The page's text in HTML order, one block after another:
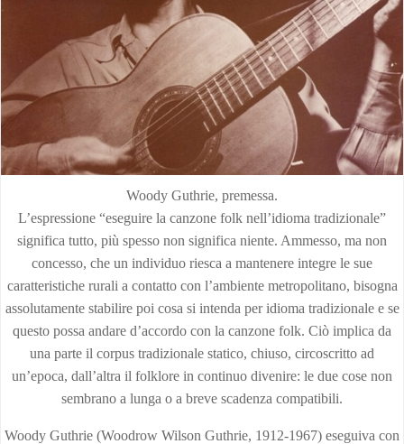
Woody Guthrie, premessa.
L’espressione “eseguire la canzone folk nell’idioma tradizionale”
significa tutto, più spesso non significa niente. Ammesso, ma non
concesso, che un individuo riesca a mantenere integre le sue
caratteristiche rurali a contatto con l’ambiente metropolitano, bisogna
assolutamente stabilire poi cosa si intenda per idioma tradizionale e se
questo possa andare d’accordo con la canzone folk. Ciò implica da
una parte il corpus tradizionale statico, chiuso, circoscritto ad
un’epoca, dall’altra il folklore in continuo divenire: le due cose non
sembrano a lunga o a breve scadenza compatibili.
Woody Guthrie (Woodrow Wilson Guthrie, 1912-1967) eseguiva con